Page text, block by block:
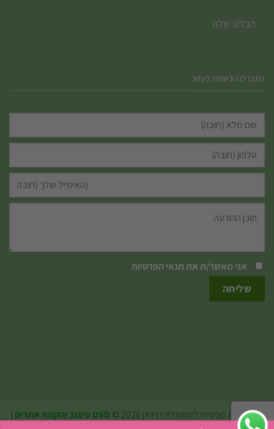
הבלוג שלנו
כתבו לנו ונשמח לעזור
אני מאשר/ת אתתנאי הפרטיות
כל הזכויות שמורות למשתלת דרויאן 2026 © DSD עיצוב והקמת אתרים
|